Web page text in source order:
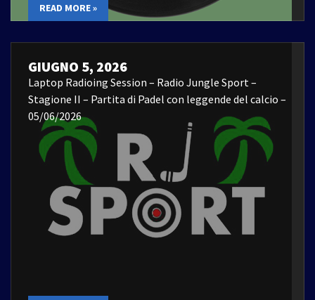
READ MORE »
GIUGNO 5, 2026
Laptop Radioing Session – Radio Jungle Sport –
Stagione II – Partita di Padel con leggende del calcio –
05/06/2026